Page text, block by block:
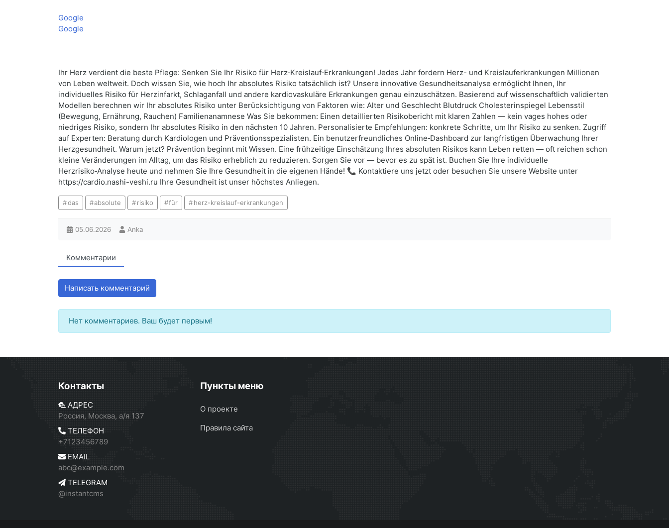
Google
Google
Ihr Herz verdient die beste Pflege: Senken Sie Ihr Risiko für Herz‑Kreislauf‑Erkrankungen! Jedes Jahr fordern Herz- und Kreislauferkrankungen Millionen
von Leben weltweit. Doch wissen Sie, wie hoch Ihr absolutes Risiko tatsächlich ist? Unsere innovative Gesundheitsanalyse ermöglicht Ihnen, Ihr
individuelles Risiko für Herzinfarkt, Schlaganfall und andere kardiovaskuläre Erkrankungen genau einzuschätzen. Basierend auf wissenschaftlich validierten
Modellen berechnen wir Ihr absolutes Risiko unter Berücksichtigung von Faktoren wie: Alter und Geschlecht Blutdruck Cholesterinspiegel Lebensstil
(Bewegung, Ernährung, Rauchen) Familienanamnese Was Sie bekommen: Einen detaillierten Risikobericht mit klaren Zahlen — kein vages hohes oder
niedriges Risiko, sondern Ihr absolutes Risiko in den nächsten 10 Jahren. Personalisierte Empfehlungen: konkrete Schritte, um Ihr Risiko zu senken. Zugriff
auf Experten: Beratung durch Kardiologen und Präventionsspezialisten. Ein benutzerfreundliches Online‑Dashboard zur langfristigen Überwachung Ihrer
Herzgesundheit. Warum jetzt? Prävention beginnt mit Wissen. Eine frühzeitige Einschätzung Ihres absoluten Risikos kann Leben retten — oft reichen schon
kleine Veränderungen im Alltag, um das Risiko erheblich zu reduzieren. Sorgen Sie vor — bevor es zu spät ist. Buchen Sie Ihre individuelle
Herzrisiko‑Analyse heute und nehmen Sie Ihre Gesundheit in die eigenen Hände! 📞 Kontaktiere uns jetzt oder besuchen Sie unsere Website unter
https://cardio.nashi-veshi.ru Ihre Gesundheit ist unser höchstes Anliegen.
das absolute risiko für herz-kreislauf-erkrankungen
05.06.2026 Anka
Комментарии
Написать комментарий
Нет комментариев. Ваш будет первым!
Контакты
АДРЕС
Россия, Москва, а/я 137
ТЕЛЕФОН
+7123456789
EMAIL
abc@example.com
TELEGRAM
@instantcms
Пункты меню
О проекте
Правила сайта